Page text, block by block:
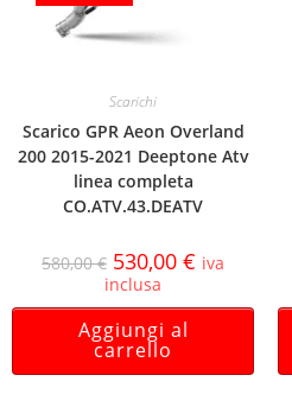
Scarichi
Scarico GPR Aeon Overland
200 2015-2021 Deeptone Atv
linea completa
CO.ATV.43.DEATV
580,00€ 530,00 € iva
inclusa
Aggiungi al
carrello